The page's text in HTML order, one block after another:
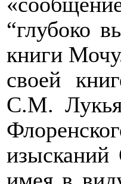
“глубоко
книги
своей
С.М.
изыс­каний